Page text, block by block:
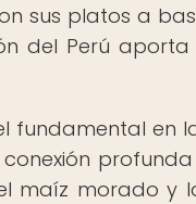
sus platos a
del Perú aporta
fundamental en
maíz morado y